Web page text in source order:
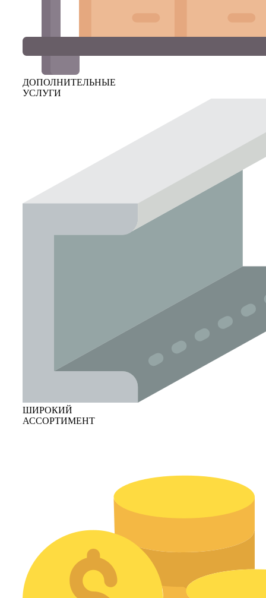
ДОПОЛНИТЕЛЬНЫЕ
УСЛУГИ
ШИРОКИЙ
АССОРТИМЕНТ